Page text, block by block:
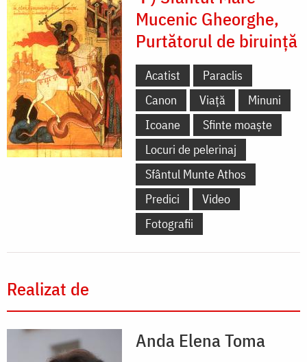
Mucenic Gheorghe,
Purtătorul de biruință
Acatist
Paraclis
Canon
Viață
Minuni
Icoane
Sfinte moaște
Locuri de pelerinaj
Sfântul Munte Athos
Predici
Video
Fotografii
Realizat de
Anda Elena Toma